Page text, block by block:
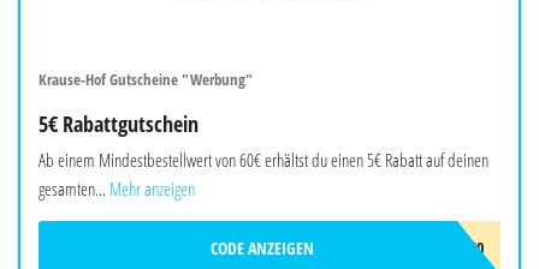
Krause-Hof Gutscheine "Werbung"
5€ Rabattgutschein
Ab einem Mindestbestellwert von 60€ erhältst du einen 5€ Rabatt auf deinen
gesamten... Mehr anzeigen
AB60
CODE ANZEIGEN